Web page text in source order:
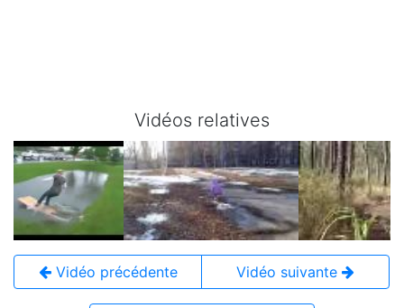
Vidéos relatives
Vidéo précédente Vidéo suivante